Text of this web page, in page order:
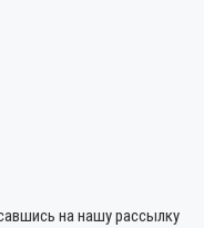
на нашу рассылку